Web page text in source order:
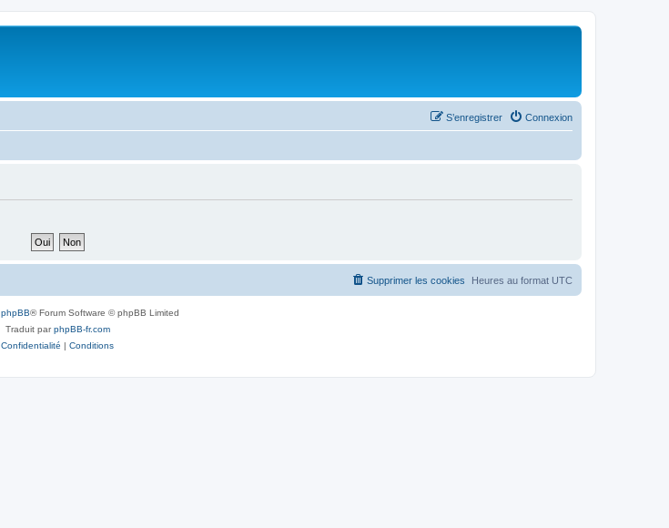
Connexion
S’enregistrer
Heures au format UTC
Supprimer les cookies
phpBB® Forum Software © phpBB Limited
Traduit parphpBB-fr.com
Confidentialité | Conditions